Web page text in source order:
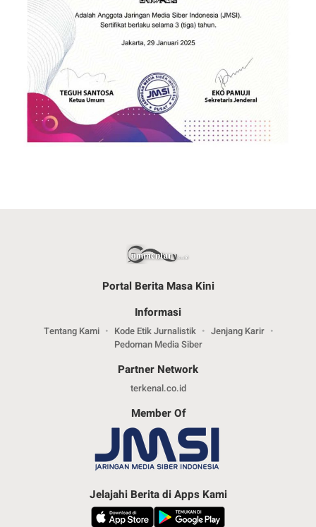
Portal Berita Masa Kini
Informasi
Tentang Kami Kode Etik Jurnalistik
Jenjang Karir
Pedoman Media Siber
Partner Network
terkenal.co.id
Member Of
Jelajahi Berita di Apps Kami